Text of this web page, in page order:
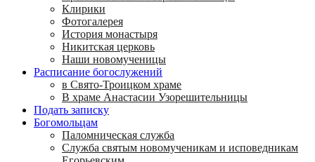
Клирики
Фотогалерея
История монастыря
Никитская церковь
Наши новомученицы
Расписание богослужений
в Свято-Троицком храме
В храме Анастасии Узорешительницы
Подать записку
Богомольцам
Паломническая служба
Служба святым новомученикам и исповедникам